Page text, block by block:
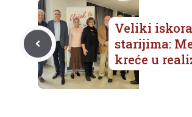
Veliki
starijima:
kreće u
projekta
za starije